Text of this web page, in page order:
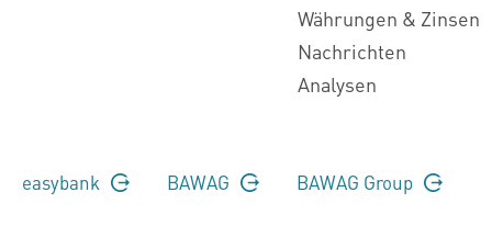
Währungen & Zinsen
Nachrichten
Analysen
easybank BAWAG BAWAG Group